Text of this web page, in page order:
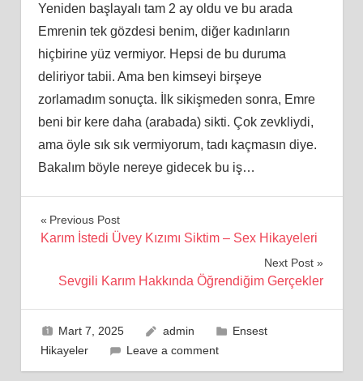
Yeniden başlayalı tam 2 ay oldu ve bu arada
Emrenin tek gözdesi benim, diğer kadınların
hiçbirine yüz vermiyor. Hepsi de bu duruma
deliriyor tabii. Ama ben kimseyi birşeye
zorlamadım sonuçta. İ
lksikişmeden sonra, Emre
beni bir kere daha (arabada) sikti. Çok zevkliydi,
ama öyle sık sık vermiyorum, tadı kaçmasın diye.
Bakalım böyle nereye gidecek bu iş…
Yazı
Previous Post
Karım İstedi Üvey Kızımı Siktim – Sex Hikayeleri
Next Post
Sevgili Karım Hakkında Öğrendiğim Gerçekler
Mart 7, 2025 admin
Ensest
Hikayeler
Leave a comment